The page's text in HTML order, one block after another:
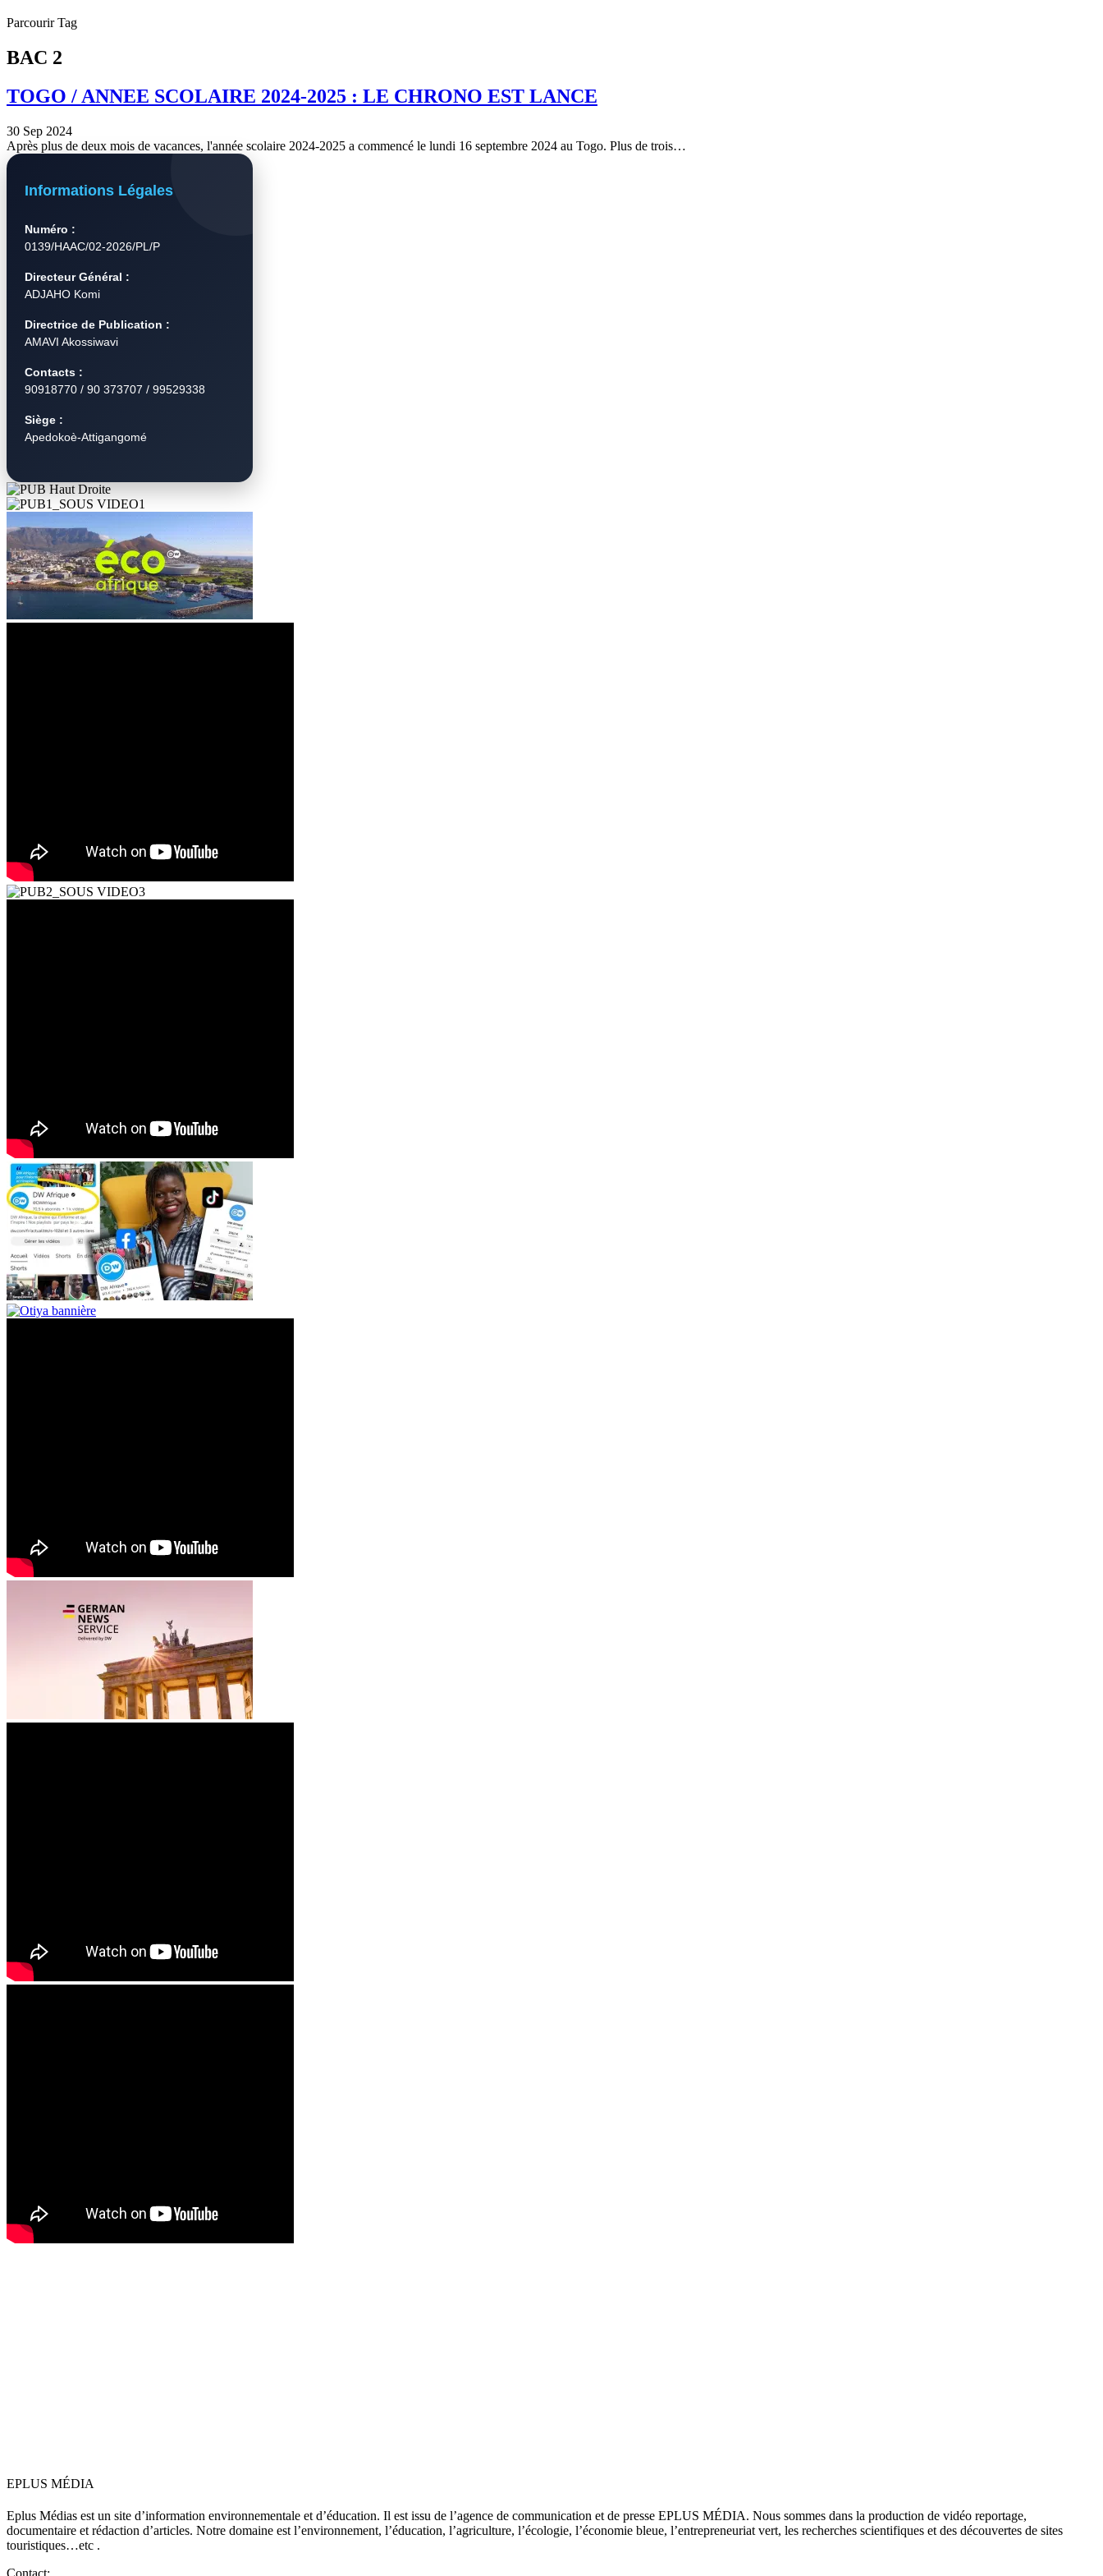
Parcourir Tag
BAC 2
TOGO / ANNEE SCOLAIRE 2024-2025 : LE CHRONO EST LANCE
30 Sep 2024
Après plus de deux mois de vacances, l'année scolaire 2024-2025 a commencé le lundi 16 septembre 2024 au Togo. Plus de trois…
Informations Légales
Numéro :
0139/HAAC/02-2026/PL/P
Directeur Général :
ADJAHO Komi
Directrice de Publication :
AMAVI Akossiwavi
Contacts :
90918770 / 90 373707 / 99529338
Siège :
Apedokoè-Attigangomé
EPLUS MÉDIA
Eplus Médias est un site d’information environnementale et d’éducation. Il est issu de l’agence de communication et de presse EPLUS MÉDIA. Nous sommes dans la production de vidéo reportage,
documentaire et rédaction d’articles. Notre domaine est l’environnement, l’éducation, l’agriculture, l’écologie, l’économie bleue, l’entrepreneuriat vert, les recherches scientifiques et des découvertes de sites
touristiques…etc .
Contact: